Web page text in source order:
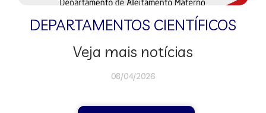
DEPARTAMENTOS CIENTÍFICOS
Veja mais notícias
08/04/2026